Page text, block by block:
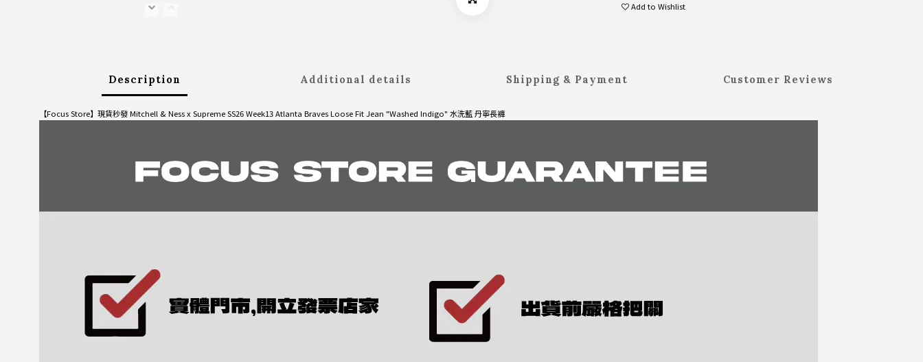
Add to Wishlist
Description Additional details Shipping & Payment Customer Reviews
【Focus Store】現貨秒發 Mitchell & Ness x Supreme SS26 Week13 Atlanta Braves Loose Fit Jean "Washed Indigo" 水洗藍 丹寧長褲